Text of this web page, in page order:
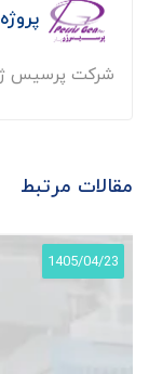
شرکت پرسیس
مقالات مرتبط
1405/04/23